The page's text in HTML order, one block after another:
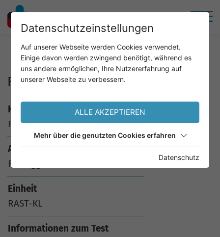
Home Service Analysenkatalog
F5 Roggenmehl
Kürzel
F5
Analyse
F5 Roggenmehl
Einheit
RAST-KL
Informationen zum Test
Datenschutzeinstellungen
Auf unserer Webseite werden Cookies verwendet.
Einige davon werden zwingend benötigt, während es
uns andere ermöglichen, Ihre Nutzererfahrung auf
unserer Webseite zu verbessern.
ALLE AKZEPTIEREN
Mehr über die genutzten Cookies erfahren
Datenschutz